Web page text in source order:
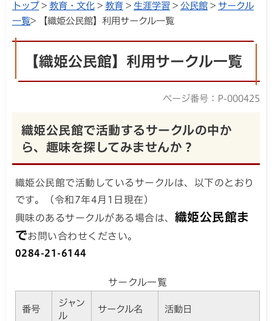
トップ> 教育・文化 > 教育 > 生涯学習 > 公民館 > サークル
一覧> 【織姫公民館】利用サークル一覧
【織姫公民館】利用サークル一覧
ページ番号：P-000425
織姫公民館で活動するサークルの中か
ら、趣味を探してみませんか？
織姫公民館で活動しているサークルは、以下のとおり
です。（令和7年4月1日現在）
興味のあるサークルがある場合は、 織姫公民館ま
でお問い合わせください。
0284-21-6144
サークル一覧
番号
ジャン
ル
サークル名 活動日